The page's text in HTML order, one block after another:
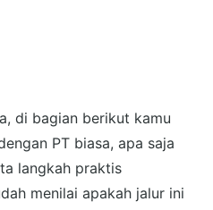
di bagian berikut kamu
PT biasa, apa saja
langkah praktis
menilai apakah jalur ini